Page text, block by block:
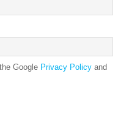
Google Privacy Policy and